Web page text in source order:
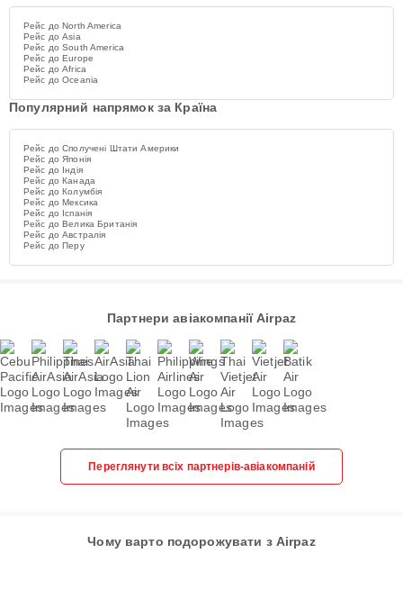
Рейс до North America
Рейс до Asia
Рейс до South America
Рейс до Europe
Рейс до Africa
Рейс до Oceania
Популярний напрямок за Країна
Рейс до Сполучені Штати Америки
Рейс до Японія
Рейс до Індія
Рейс до Канада
Рейс до Колумбія
Рейс до Мексика
Рейс до Іспанія
Рейс до Велика Британія
Рейс до Австралія
Рейс до Перу
Партнери авіакомпанії Airpaz
Переглянути всіх партнерів-авіакомпаній
Чому варто подорожувати з Airpaz